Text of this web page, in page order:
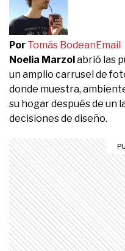
Por Tomás BodeanEmail
Noelia Marzolabrió las
un amplio carrusel de
donde muestra,
su hogar después de un
decisiones de diseño.